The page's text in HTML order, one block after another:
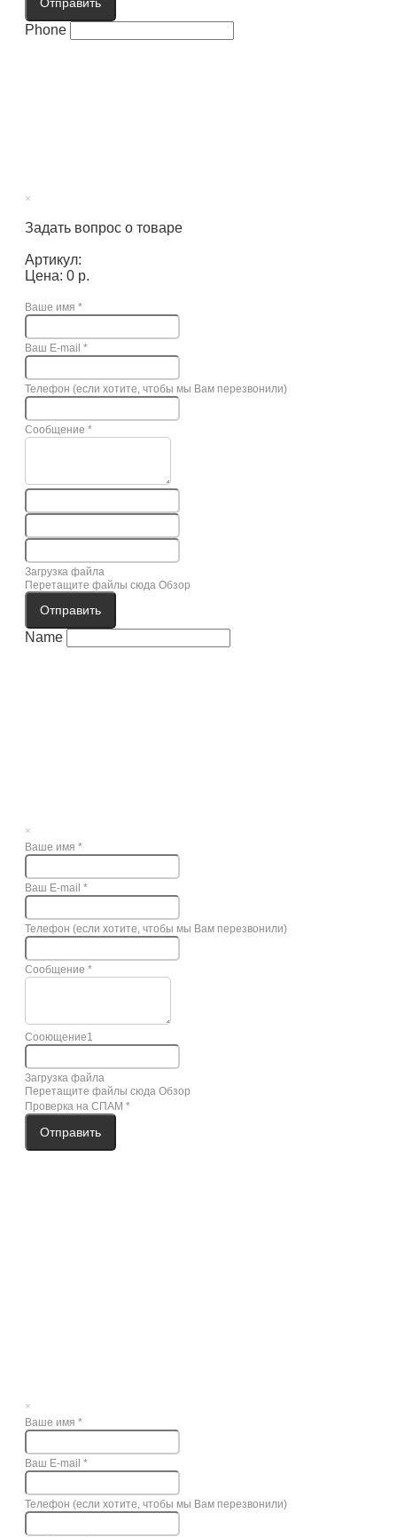
Phone
×
Задать вопрос о товаре
Артикул:
Цена: 0 р.
Ваше имя *
Ваш E-mail *
Телефон (если хотите, чтобы мы Вам перезвонили)
Сообщение *
Загрузка файла
Перетащите файлы сюда Обзор
Отправить
Name
×
Ваше имя *
Ваш E-mail *
Телефон (если хотите, чтобы мы Вам перезвонили)
Сообщение *
Сооющение1
Загрузка файла
Перетащите файлы сюда Обзор
Проверка на СПАМ *
Отправить
×
Ваше имя *
Ваш E-mail *
Телефон (если хотите, чтобы мы Вам перезвонили)